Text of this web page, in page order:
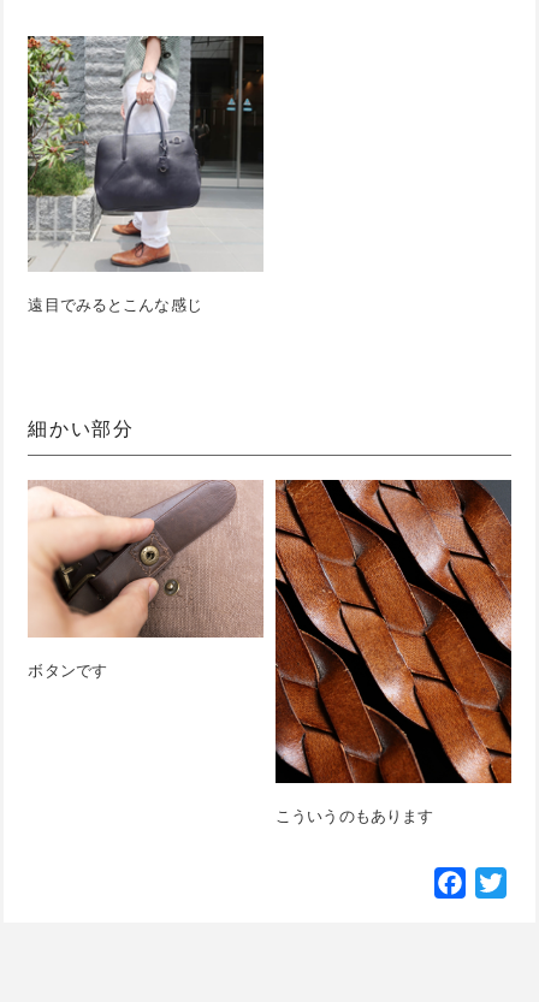
遠目でみるとこんな感じ
細かい部分
ボタンです
こういうのもあります